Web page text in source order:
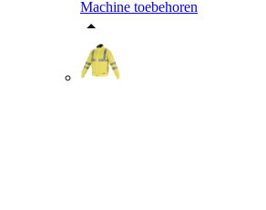
Machine toebehoren